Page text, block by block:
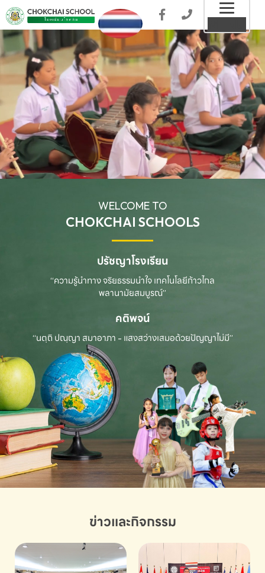
WELCOME TO
CHOKCHAI SCHOOLS
ปรัชญาโรงเรียน
“ความรู้นำทาง จริยธรรมนำใจ เทคโนโลยีก้าวไกล
พลานามัยสมบูรณ์”
คติพจน์
“นตฺถิ ปณฺญา สมาอาภา - แสงสว่างเสมอด้วยปัญญาไม่มี”
ข่าวและกิจกรรม